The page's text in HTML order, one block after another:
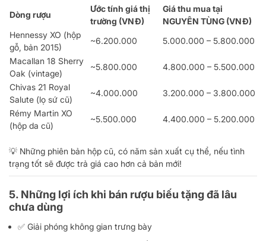
Dòng rượu
Ước tính giá thị
trường (VNĐ)
Giá thu mua tại
NGUYÊN TÙNG (VNĐ)
Hennessy XO (hộp
gỗ, bản 2015)
~6.200.000
5.000.000 – 5.800.000
Macallan 18 Sherry
Oak (vintage)
~5.800.000
4.800.000 – 5.500.000
Chivas 21 Royal
Salute (lọ sứ cũ)
~4.000.000
3.200.000 – 3.800.000
Rémy Martin XO
(hộp da cũ)
~5.500.000 4.400.000 – 5.200.000
💡 Những phiên bản hộp cũ, có năm sản xuất cụ thể, nếu tình
trạng tốt sẽ được trả giá cao hơn cả bản mới!
5. Những lợi ích khi bán rượu biếu tặng đã lâu
chưa dùng
✅ Giải phóng không gian trưng bày